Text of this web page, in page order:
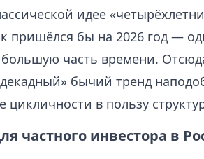
идее
пришёлся бы на 2026 год —
большую часть времени.
бычий тренд
цикличности в пользу
частного инвестора в